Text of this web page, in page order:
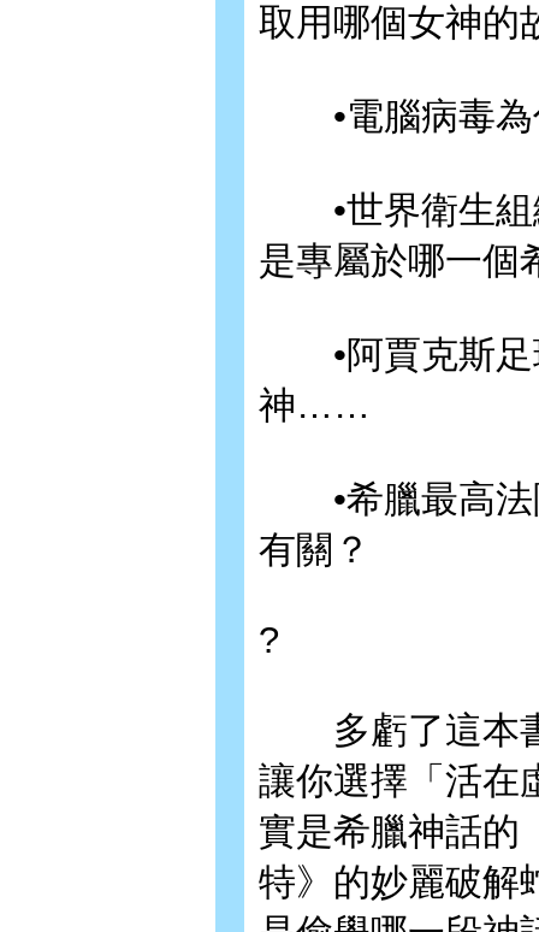
取用哪個女神的
•電腦病毒為
•世界衛生組
是專屬於哪一個
•阿賈克斯足
神……
•希臘最高法
有關？
?
多虧了這本書
讓你選擇「活在
實是希臘神話的
特》的妙麗破解